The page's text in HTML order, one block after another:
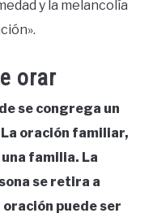
y la melancolía
orar
se congrega un
oración familiar,
familia. La
se retira a
puede ser